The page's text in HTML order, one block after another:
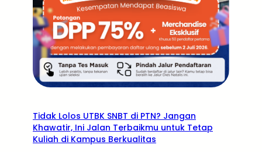
Tidak Lolos UTBK SNBT di PTN? Jangan
Khawatir, Ini Jalan Terbaikmu untuk Tetap
Kuliah di Kampus Berkualitas